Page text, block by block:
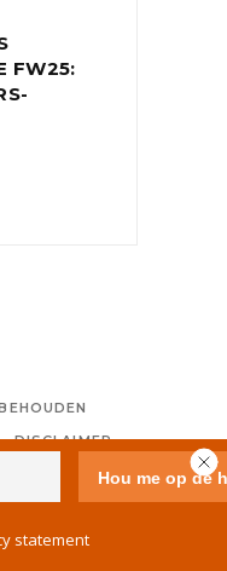
FW25:
DISCLAIMER
(EU)
statement